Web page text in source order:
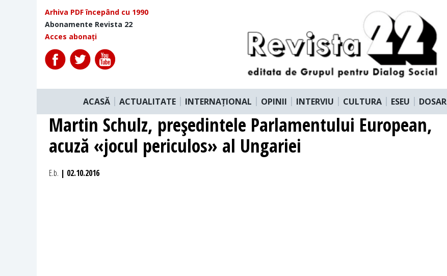
Arhiva PDF începând cu 1990
Abonamente Revista 22
Acces abonați
ACASĂ ACTUALITATE INTERNAȚIONAL OPINII INTERVIU CULTURA ESEU DOSAR
Martin Schulz, preşedintele Parlamentului European,
acuză «jocul periculos» al Ungariei
E.b. | 02.10.2016